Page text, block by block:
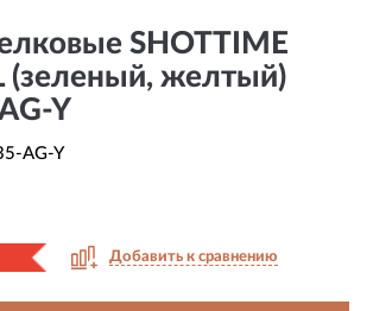
SHOTTIME
(зеленый, желтый)
Y
AG-Y
Добавить к сравнению